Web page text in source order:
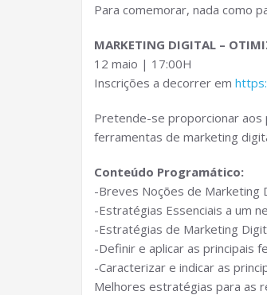
Para comemorar, nada como
MARKETING DIGITAL –
12 maio | 17:00H
Inscrições a decorrer em
Pretende-se proporcionar aos
ferramentas de marketing
Conteúdo Programático:
-Breves Noções de Marketing
-Estratégias Essenciais a um
-Estratégias de Marketing
-Definir e aplicar as principais
-Caracterizar e indicar as
Melhores estratégias para as